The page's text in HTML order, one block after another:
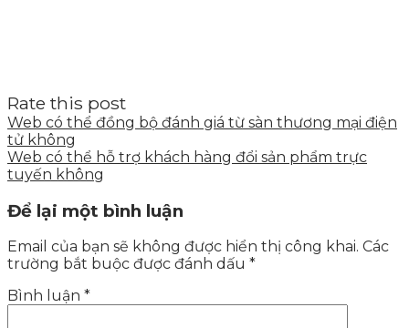
Rate this post
Web có thể đồng bộ đánh giá từ sàn thương mại điện
tử không
Web có thể hỗ trợ khách hàng đổi sản phẩm trực
tuyến không
Để lại một bình luận
Email của bạn sẽ không được hiển thị công khai. Các
trường bắt buộc được đánh dấu *
Bình luận *